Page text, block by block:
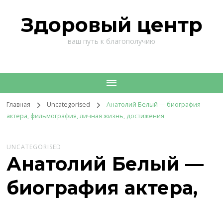
Здоровый центр
ваш путь к благополучию
Главная Uncategorised
Анатолий Белый — биография
актера, фильмография, личная жизнь, достижения
UNCATEGORISED
Анатолий Белый —
биография актера,